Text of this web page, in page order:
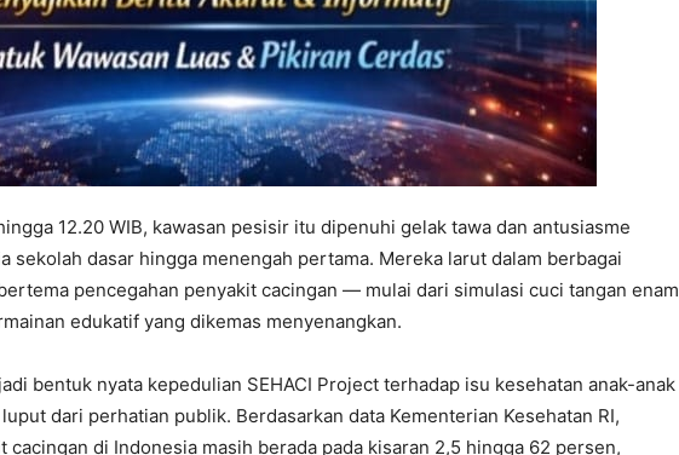
12.20 WIB, kawasan pesisir itu dipenuhi gelak tawa dan antusiasme
sekolah dasar hingga menengah pertama. Mereka larut dalam berbagai
pencegahan penyakit cacingan — mulai dari simulasi cuci tangan enam
edukatif yang dikemas menyenangkan.
bentuk nyata kepedulian SEHACI Project terhadap isu kesehatan anak-anak
dari perhatian publik. Berdasarkan data Kementerian Kesehatan RI,
cacingan di Indonesia masih berada pada kisaran 2,5 hingga 62 persen,